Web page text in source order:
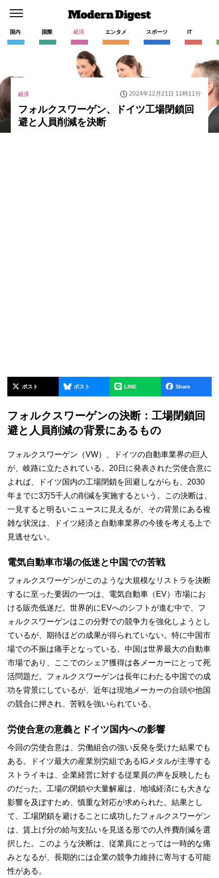
国内 国際 経済 エンタメ スポーツ IT
経済 2024年12月21日 11時11分
フォルクスワーゲン、ドイツ工場閉鎖回
避と人員削減を決断
ポスト ポスト LINE Share
フォルクスワーゲンの決断：工場閉鎖回
避と人員削減の背景にあるもの
フォルクスワーゲン（VW）、ドイツの自動車業界の巨人
が、岐路に立たされている。20日に発表された労使合意に
よれば、ドイツ国内の工場閉鎖を回避しながらも、2030
年までに3万5千人の削減を実施するという。この決断は、
一見すると明るいニュースに見えるが、その背景にある複
雑な状況は、ドイツ経済と自動車業界の今後を考える上で
見逃せない。
電気自動車市場の低迷と中国での苦戦
フォルクスワーゲンがこのような大規模なリストラを決断
するに至った要因の一つは、電気自動車（EV）市場にお
ける販売低迷だ。世界的にEVへのシフトが進む中で、フ
ォルクスワーゲンはこの分野での競争力を強化しようとし
ているが、期待ほどの成果が得られていない。特に中国市
場での不振は痛手となっている。中国は世界最大の自動車
市場であり、ここでのシェア獲得は各メーカーにとって死
活問題だ。フォルクスワーゲンは長年にわたる中国での成
功を背景にしているが、近年は現地メーカーの台頭や他国
の競合に押され、苦戦を強いられている。
労使合意の意義とドイツ国内への影響
今回の労使合意は、労働組合の強い反発を受けた結果でも
ある。ドイツ最大の産業別労組であるIGメタルが主導する
ストライキは、企業経営に対する従業員の声を反映したも
のだった。工場の閉鎖や大量解雇は、地域経済にも大きな
影響を及ぼすため、慎重な対応が求められた。結果とし
て、工場閉鎖を避けることに成功したフォルクスワーゲン
は、賃上げ分の給与支払いを見送る形での人件費削減を選
択した。このような決断は、従業員にとっては一時的な痛
みとなるが、長期的には企業の競争力維持に寄与する可能
性がある。